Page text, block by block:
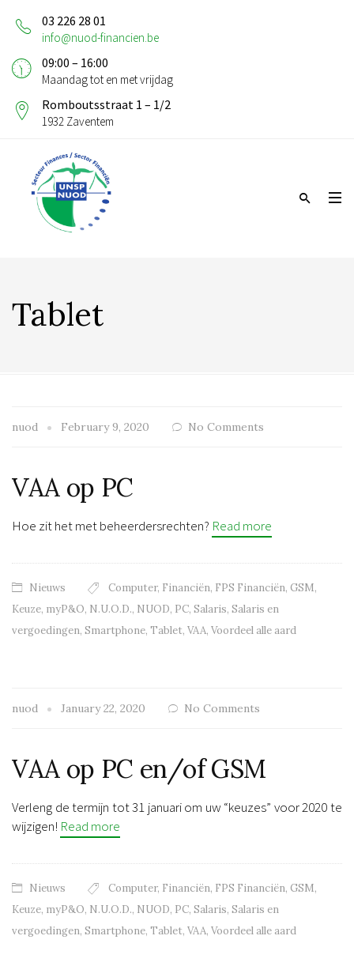
03 226 28 01
info@nuod-financien.be
09:00 – 16:00
Maandag tot en met vrijdag
Romboutsstraat 1 – 1/2
1932 Zaventem
Tablet
nuod February 9, 2020 No Comments
VAA op PC
Hoe zit het met beheerdersrechten? Read more
Nieuws Computer, Financiën, FPS Financiën, GSM,
Keuze, myP&O, N.U.O.D., NUOD, PC, Salaris, Salaris en
vergoedingen, Smartphone, Tablet, VAA, Voordeel alle aard
nuod January 22, 2020 No Comments
VAA op PC en/of GSM
Verleng de termijn tot 31 januari om uw “keuzes” voor 2020 te
wijzigen! Read more
Nieuws Computer, Financiën, FPS Financiën, GSM,
Keuze, myP&O, N.U.O.D., NUOD, PC, Salaris, Salaris en
vergoedingen, Smartphone, Tablet, VAA, Voordeel alle aard